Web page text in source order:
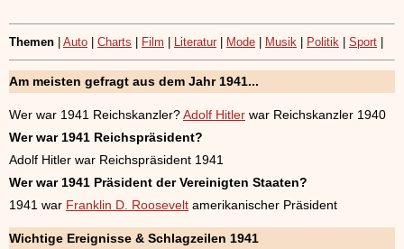
Themen Auto Charts Film Literatur Mode Musik Politik Sport
Am meisten gefragt aus dem Jahr 1941...
Wer war 1941 Reichskanzler?Adolf Hitler war Reichskanzler 1940
Wer war 1941 Reichspräsident?
Adolf Hitler war Reichspräsident 1941
Wer war 1941 Präsident der Vereinigten Staaten?
1941 war Franklin D. Roosevelt amerikanischer Präsident
Wichtige Ereignisse & Schlagzeilen 1941